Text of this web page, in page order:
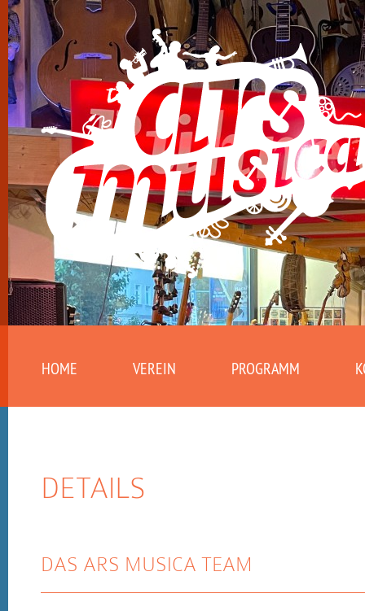
HOME VEREIN PROGRAMM
DETAILS
DAS ARS MUSICA TEAM